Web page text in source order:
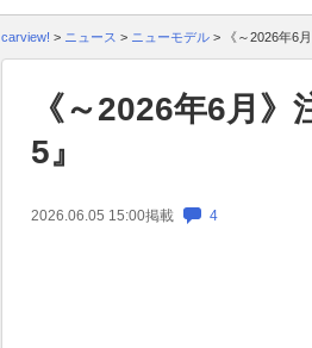
carview! > ニュース > ニューモデル > 《～2026年6
《～2026年6月
5』
2026.06.05 15:00掲載 4